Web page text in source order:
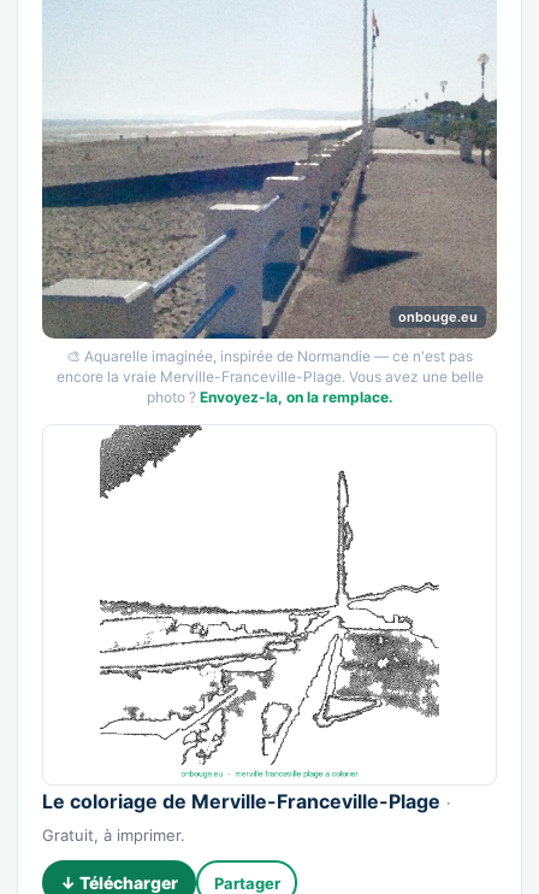
onbouge.eu
🎨 Aquarelle imaginée, inspirée de Normandie — ce n'est pas
encore la vraie Merville-Franceville-Plage. Vous avez une belle
photo ? Envoyez-la, on la remplace.
Le coloriage de Merville-Franceville-Plage ·
Gratuit, à imprimer.
↓ Télécharger Partager